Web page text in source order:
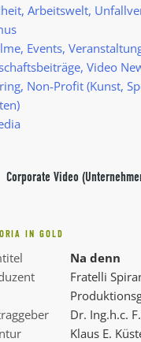
Arbeitswelt,
Events,
Video
Non-Profit (Kunst,
Corporate Video
IN GOLD
Na denn
Fratelli
Dr. Ing.h.c.
Klaus E.